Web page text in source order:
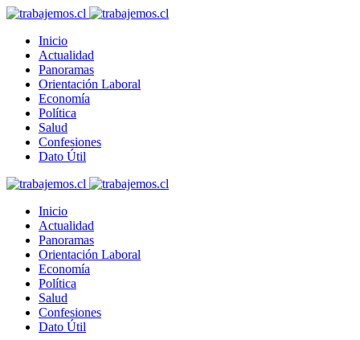
Inicio
Actualidad
Panoramas
Orientación Laboral
Economía
Política
Salud
Confesiones
Dato Útil
Inicio
Actualidad
Panoramas
Orientación Laboral
Economía
Política
Salud
Confesiones
Dato Útil